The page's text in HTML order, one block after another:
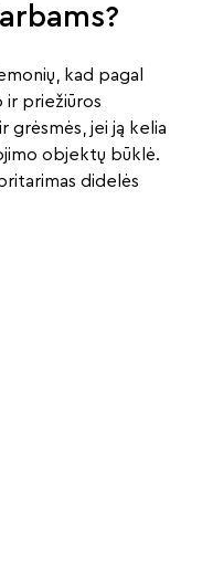
kad pagal
ir priežiūros
grėsmės, jei ją kelia
objektų būklė.
didelės